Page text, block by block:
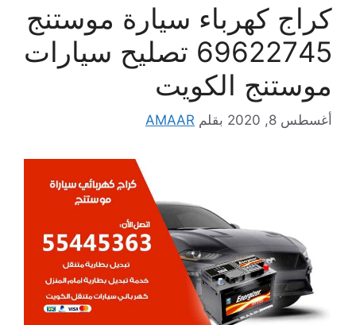
كراج كهرباء سيارة موستنج
69622745 تصليح سيارات
موستنج الكويت
أغسطس 8, 2020 بقلم AMAAR